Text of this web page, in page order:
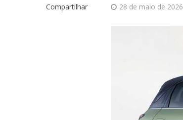
Compartilhar 28 de maio de 2026